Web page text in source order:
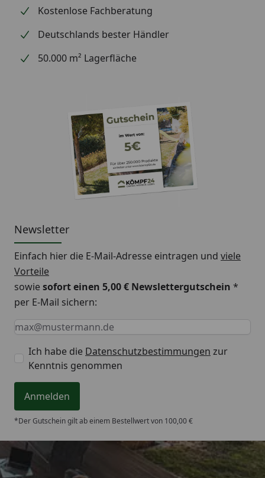
Kostenlose Fachberatung
Deutschlands bester Händler
50.000 m² Lagerfläche
Newsletter
Einfach hier die E-Mail-Adresse eintragen und viele
Vorteile
sowiesofort einen 5,00 € Newslettergutschein *
per E-Mail sichern:
Keine Eingabe erforderlich
Eingabe erforderlich
E-Mail *
Ich habe die Datenschutzbestimmungen zur
Kenntnis genommen
Anmelden
*Der Gutschein gilt ab einem Bestellwert von 100,00 €